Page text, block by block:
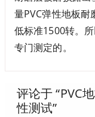
量PVC弹性地板
低标准1500转。
专门测定的。
评论于 “PVC
性测试”